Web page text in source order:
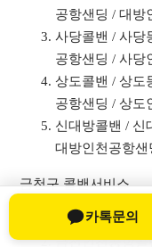
공항샌딩 / 대방
사당콜밴 / 사당
공항샌딩 / 사당
상도콜밴 / 상도
공항샌딩 / 상도
신대방콜밴 / 신
대방인천공항샌
금천구 콜밴서비스
금천콜밴 / 금천
금천인천공항
카톡문의